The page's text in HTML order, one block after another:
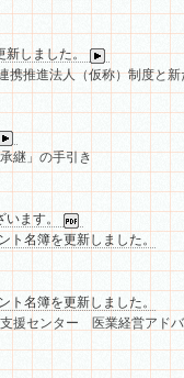
しました。
携推進法人（仮称）制度と
継」の手引き
ます。
ト名簿を更新しました。
ト名簿を更新しました。
援センター 医業経営アド